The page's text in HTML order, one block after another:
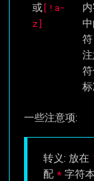
或[!a-
z]
符
符
标
一些注意项:
转义: 放在
配 * 字符